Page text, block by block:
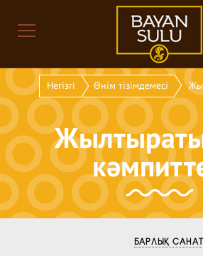
Негізгі Өнім тізімдемесі
БАРЛЫҚ